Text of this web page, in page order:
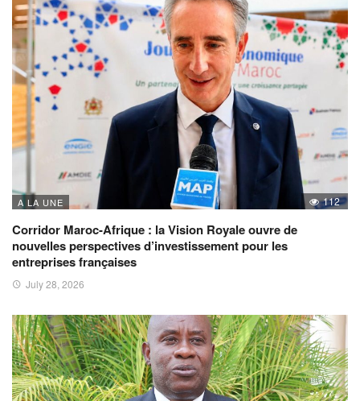
A LA UNE 112
Corridor Maroc-Afrique : la Vision Royale ouvre de
nouvelles perspectives d’investissement pour les
entreprises françaises
July 28, 2026